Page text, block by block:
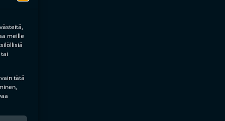
meille
tätä